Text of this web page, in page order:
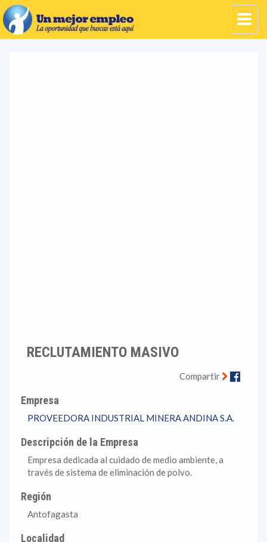
RECLUTAMIENTO MASIVO
Compartir
Empresa
PROVEEDORA INDUSTRIAL MINERA ANDINA S.A.
Descripción de la Empresa
Empresa dedicada al cuidado de medio ambiente, a
través de sistema de eliminación de polvo.
Región
Antofagasta
Localidad